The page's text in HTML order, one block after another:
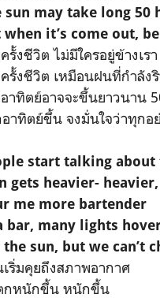
sun may take long 50
when it’s come out,
รั้งชีวิต ไม่มีใครอยู่ข้างเรา
รั้งชีวิต เหมือนฝนที่กำลัง
าทิตย์อาจจะขึ้นยาวนาน
าทิตย์ขึ้น จงมั่นใจว่าทุกอ
start talking about
gets heavier- heavier,
me more bartender
bar, many lights
the sun, but we can’t
ริ่มคุยถึงสภาพอากาศ
กหนักขึ้น หนักขึ้น